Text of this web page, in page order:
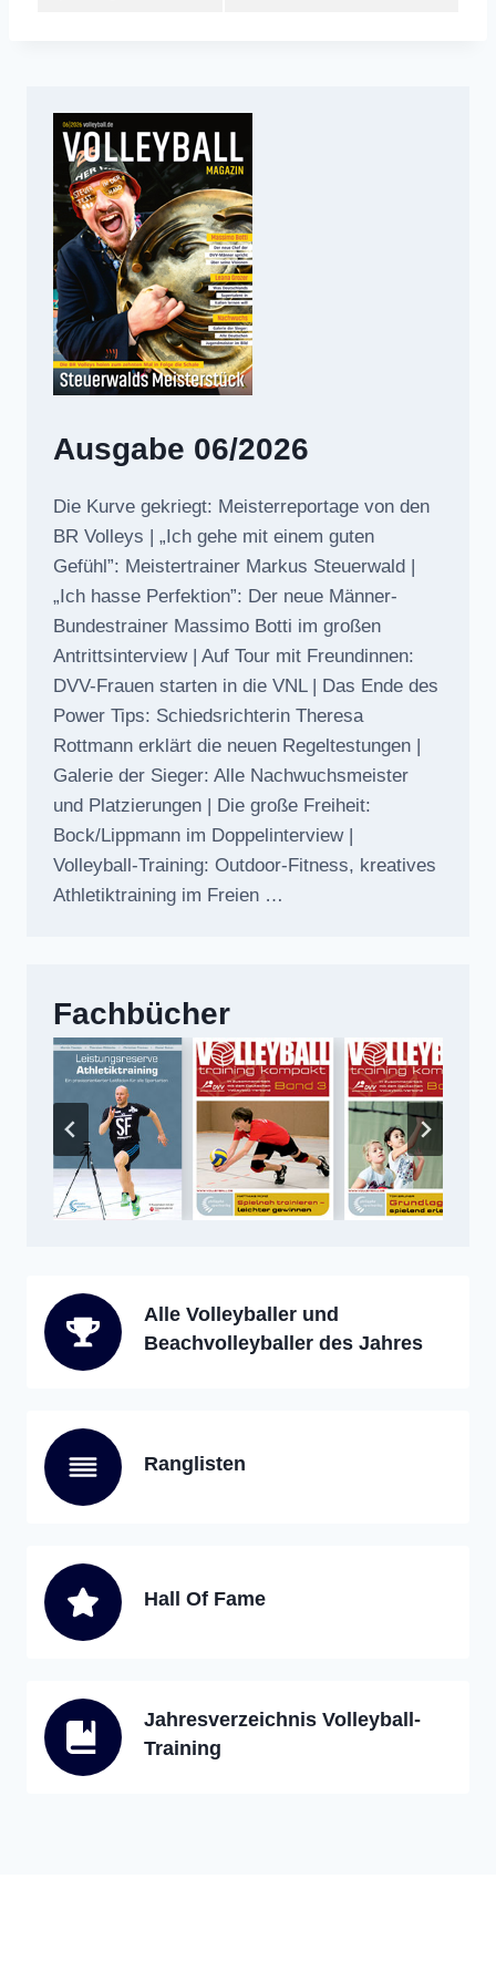
Ausgabe 06/2026
Die Kurve gekriegt: Meisterreportage von den
BR Volleys | „Ich gehe mit einem guten
Gefühl”: Meistertrainer Markus Steuerwald |
„Ich hasse Perfektion”: Der neue Männer-
Bundestrainer Massimo Botti im großen
Antrittsinterview | Auf Tour mit Freundinnen:
DVV-Frauen starten in die VNL | Das Ende des
Power Tips: Schiedsrichterin Theresa
Rottmann erklärt die neuen Regeltestungen |
Galerie der Sieger: Alle Nachwuchsmeister
und Platzierungen | Die große Freiheit:
Bock/Lippmann im Doppelinterview |
Volleyball-Training: Outdoor-Fitness, kreatives
Athletiktraining im Freien …
Fachbücher
Alle Volleyballer und
Beachvolleyballer des Jahres
Ranglisten
Hall Of Fame
Jahresverzeichnis Volleyball-
Training